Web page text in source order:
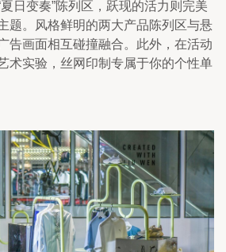
日变奏”陈列区，跃现的活力则完美
题。风格鲜明的两大产品陈列区与悬
告画面相互碰撞融合。此外，在活动
术实验，丝网印制专属于你的个性单